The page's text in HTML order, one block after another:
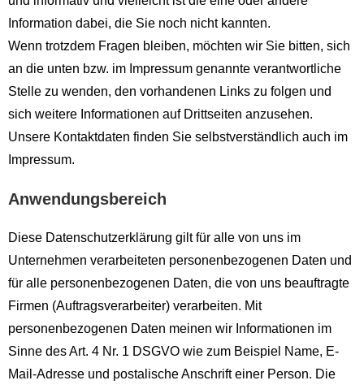
Information dabei, die Sie noch nicht kannten.
Wenn trotzdem Fragen bleiben, möchten wir Sie bitten, sich
an die unten bzw. im Impressum genannte verantwortliche
Stelle zu wenden, den vorhandenen Links zu folgen und
sich weitere Informationen auf Drittseiten anzusehen.
Unsere Kontaktdaten finden Sie selbstverständlich auch im
Impressum.
Anwendungsbereich
Diese Datenschutzerklärung gilt für alle von uns im
Unternehmen verarbeiteten personenbezogenen Daten und
für alle personenbezogenen Daten, die von uns beauftragte
Firmen (Auftragsverarbeiter) verarbeiten. Mit
personenbezogenen Daten meinen wir Informationen im
Sinne des Art. 4 Nr. 1 DSGVO wie zum Beispiel Name, E-
Mail-Adresse und postalische Anschrift einer Person. Die